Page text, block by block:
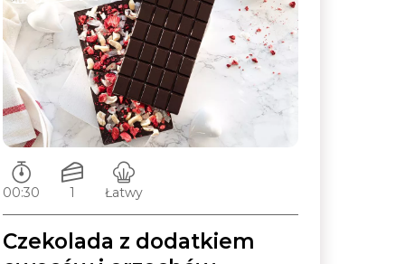
Czas przygotowywania:
00:30
Ilość porcji:
1
Poziom trudności:
Łatwy
Czekolada z dodatkiem